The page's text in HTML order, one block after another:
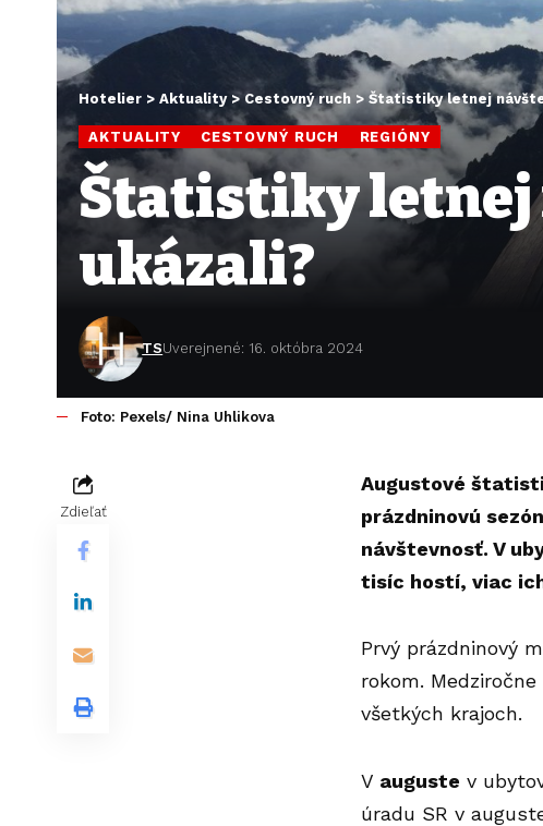
Hotelier > Aktuality> Cestovný ruch >Štatistiky letnej
AKTUALITY CESTOVNÝ RUCH REGIÓNY
Štatistiky letnej
ukázali?
TSUverejnené: 16. októbra 2024
Foto: Pexels/ Nina Uhlikova
Zdieľať
Augustové
prázdninovú
návštevnosť. V
tisíc hostí, viac
Prvý prázdninový
rokom.
všetkých krajoch.
V auguste v
úradu SR v